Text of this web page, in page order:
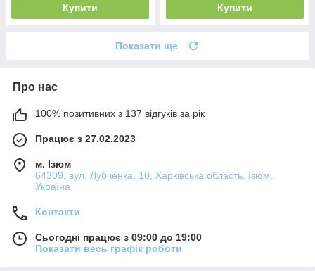
Купити Купити
Показати ще
Про нас
100% позитивних з 137 відгуків за рік
Працює з 27.02.2023
м. Ізюм
64309, вул. Лубченка, 10, Харківська область, Ізюм,
Україна
Контакти
Сьогодні працює з 09:00 до 19:00
Показати весь графік роботи